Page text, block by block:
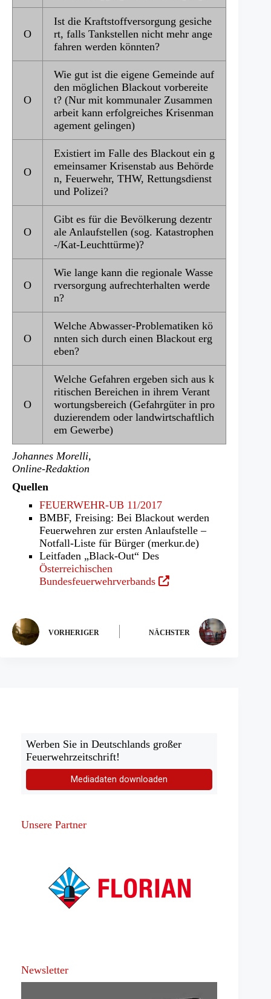
Ο
Ist die Kraftstoffversorgung gesiche
rt, falls Tankstellen nicht mehr ange
fahren werden könnten?
Ο
Wie gut ist die eigene Gemeinde auf
den möglichen Blackout vorbereite
t? (Nur mit kommunaler Zusammen
arbeit kann erfolgreiches Krisenman
agement gelingen)
Ο
Existiert im Falle des Blackout ein g
emeinsamer Krisenstab aus Behörde
n, Feuerwehr, THW, Rettungsdienst
und Polizei?
Ο
Gibt es für die Bevölkerung dezentr
ale Anlaufstellen (sog. Katastrophen
-/Kat-Leuchttürme)?
Ο
Wie lange kann die regionale Wasse
rversorgung aufrechterhalten werde
n?
Ο
Welche Abwasser-Problematiken kö
nnten sich durch einen Blackout erg
eben?
Ο
Welche Gefahren ergeben sich aus k
ritischen Bereichen in ihrem Verant
wortungsbereich (Gefahrgüter in pro
duzierendem oder landwirtschaftlich
em Gewerbe)
Johannes Morelli,
Online-Redaktion
Quellen
FEUERWEHR-UB 11/2017
BMBF, Freising: Bei Blackout werden
Feuerwehren zur ersten Anlaufstelle –
Notfall-Liste für Bürger (merkur.de)
Leitfaden „Black-Out“ Des
Österreichischen
Bundesfeuerwehrverbands(Öffnet
Tab)
VORHERIGER NÄCHSTER
Werben Sie in Deutschlands großer
Feuerwehrzeitschrift!
Mediadaten downloaden
Unsere Partner
Newsletter